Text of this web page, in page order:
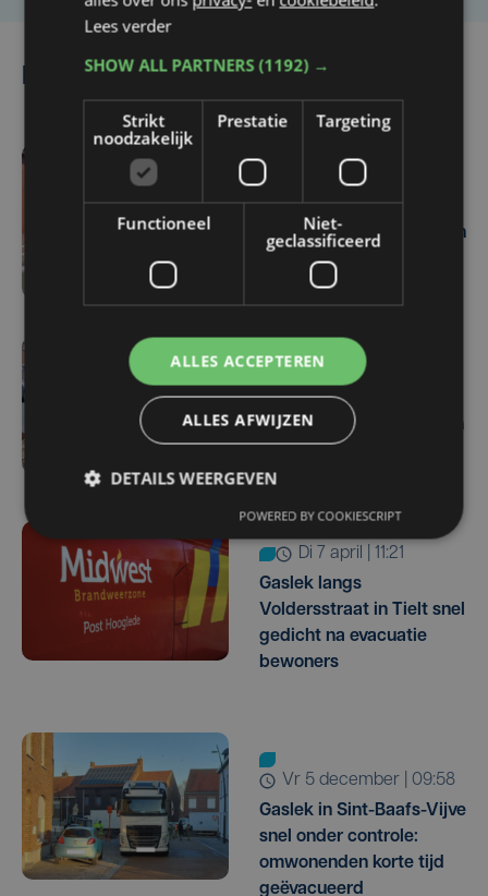
Lees ook
do 18 juni | 14:56
Gaslek in Zarren: buurt
geëvacueerd, "maar geen
gevaar"
di 16 juni | 09:42
Elf bewoners tijdelijk
geëvacueerd na gaslek in
di 7 april | 11:21
Gaslek langs
Voldersstraat in Tielt snel
gedicht na evacuatie
bewoners
vr 5 december | 09:58
Gaslek in Sint-Baafs-Vijve
snel onder controle:
omwonenden korte tijd
geëvacueerd
Lees verder
SHOW ALL PARTNERS(1192) →
Strikt
noodzakelijk
Prestatie Targeting
Functioneel
Niet-
geclassificeerd
ALLES ACCEPTEREN
ALLES AFWIJZEN
DETAILS WEERGEVEN
POWERED BY COOKIESCRIPT